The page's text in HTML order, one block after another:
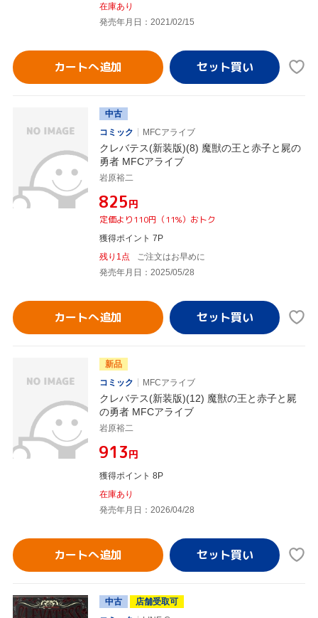
在庫あり
発売年月日：2021/02/15
カートへ追加
中古
コミック
MFCアライブ
クレバテス(新装版)(8) 魔獣の王と赤子と屍の
勇者 MFCアライブ
岩原裕二
¥825円
定価より110円（11%）おトク
獲得ポイント 7P
残り1点
ご注文はお早めに
発売年月日：2025/05/28
カートへ追加
新品
コミック
MFCアライブ
クレバテス(新装版)(12) 魔獣の王と赤子と屍
の勇者 MFCアライブ
岩原裕二
¥913円
獲得ポイント 8P
在庫あり
発売年月日：2026/04/28
カートへ追加
中古
店舗受取可